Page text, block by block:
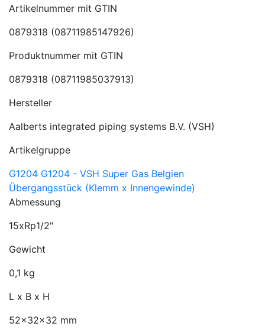
Artikelnummer mit GTIN
0879318 (08711985147926)
Produktnummer mit GTIN
0879318 (08711985037913)
Hersteller
Aalberts integrated piping systems B.V. (VSH)
Artikelgruppe
G1204 G1204 - VSH Super Gas Belgien
Übergangsstück (Klemm x Innengewinde)
Abmessung
15xRp1/2"
Gewicht
0,1 kg
L x B x H
52x32x32 mm